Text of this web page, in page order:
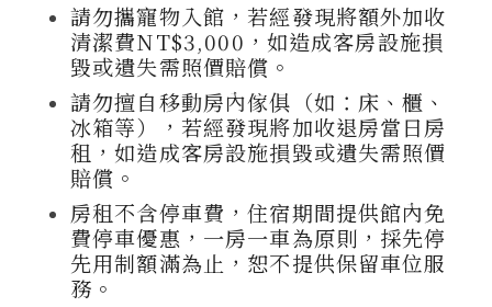
請勿攜寵物入館，若經發現將額外加收
清潔費NT$3,000，如造成客房設施損
毀或遺失需照價賠償。
請勿擅自移動房內傢俱（如：床、櫃、
冰箱等），若經發現將加收退房當日房
租，如造成客房設施損毀或遺失需照價
賠償。
房租不含停車費，住宿期間提供館內免
費停車優惠，一房一車為原則，採先停
先用制額滿為止，恕不提供保留車位服
務。